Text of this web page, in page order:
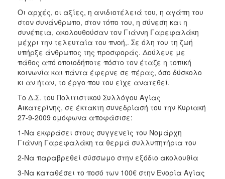
Οι αρχές, οι αξίες, η ανιδιοτέλειά του, η αγάπη του
στον συνάνθρωπο, στον τόπο του, η σύνεση και η
συνέπεια, ακολουθούσαν τον Γιάννη Γαρεφαλάκη
μέχρι την τελευταία του πνοή,. Σε όλη του τη ζωή
υπήρξε άνθρωπος της προσφοράς. Δούλευε με
πάθος από οποιοδήποτε πόστο τον έταζε η τοπική
κοινωνία και πάντα έφερνε σε πέρας, όσο δύσκολο
κι αν ήταν, το έργο που του είχε ανατεθεί.
Το Δ.Σ. του Πολιτιστικού Συλλόγου Αγίας
Αικατερίνης, σε έκτακτη συνεδρίασή του την Κυριακή
27-9-2009 ομόφωνα αποφάσισε:
1-Να εκφράσει στους συγγενείς του Νομάρχη
Γιάννη Γαρεφαλάκη τα θερμά συλλυπητήρια του
2-Να παραβρεθεί σύσσωμο στην εξόδιο ακολουθία
3-Να καταθέσει το ποσό των 100€ στην Ενορία Αγίας